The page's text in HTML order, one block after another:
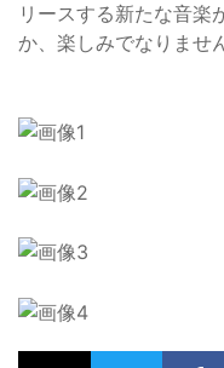
リースする新たな音楽
か、楽しみでなりませ